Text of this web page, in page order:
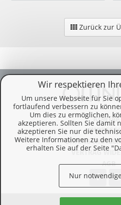
Wir respektieren
Um unsere Webseite für Sie
fortlaufend verbessern zu
Um dies zu ermöglichen,
akzeptieren. Sollten Sie damit
akzeptieren Sie nur die
Weitere Informationen zu den
erhalten Sie auf der Seite
Nur
Zurück zur
VERTRAG
AGB